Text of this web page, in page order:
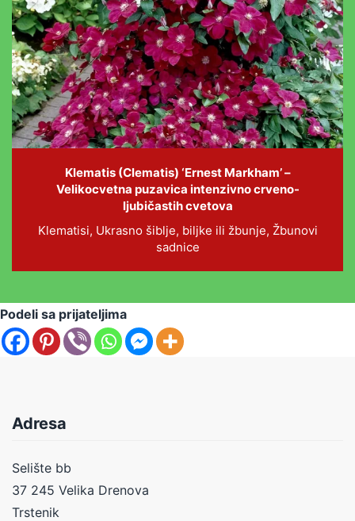
Klematis (Clematis) ‘Ernest Markham’ –
Velikocvetna puzavica intenzivno crveno-
ljubičastih cvetova
Klematisi, Ukrasno šiblje, biljke ili žbunje, Žbunovi
sadnice
Podeli sa prijateljima
Adresa
Selište bb
37 245 Velika Drenova
Trstenik